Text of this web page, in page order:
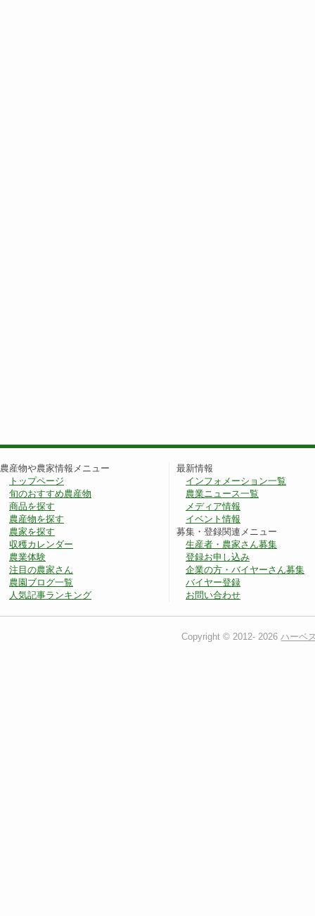
農産物や農家情報メニュー
トップページ
旬のおすすめ農産物
商品を探す
農産物を探す
農家を探す
収穫カレンダー
農業体験
注目の農家さん
農園ブログ一覧
人気記事ランキング
最新情報
インフォメーション一覧
農業ニュース一覧
メディア情報
イベント情報
募集・登録関連メニュー
生産者・農家さん募集
登録お申し込み
企業の方・バイヤーさん募集
バイヤー登録
お問い合わせ
Copyright © 2012- 2026 ハーベ